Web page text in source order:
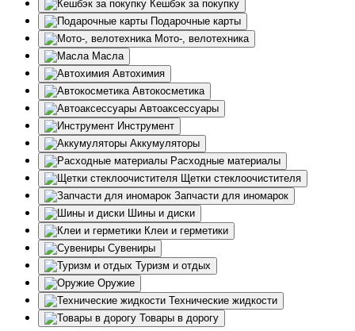
Кешбэк за покупку
Подарочные карты
Мото-, велотехника
Масла
Автохимия
Автокосметика
Автоаксессуары
Инструмент
Аккумуляторы
Расходные материалы
Щетки стеклоочистителя
Запчасти для иномарок
Шины и диски
Клеи и герметики
Сувениры
Туризм и отдых
Оружие
Технические жидкости
Товары в дорогу